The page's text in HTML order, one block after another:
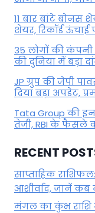
11 बार बांटे बोनस
शेयर, रिकॉर्ड
35 लोगों की कंपनी
की दुनिया में बड़ा
JP ग्रुप की जेपी
दिया बड़ा अपडेट,
Tata Group की
तेजी, RBI के फैसले
RECENT
साप्ताहिक
आशीर्वाद, जानें कब
मंगल का कुंभ राशि